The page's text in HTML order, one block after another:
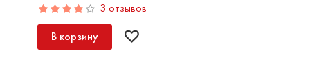
3 отзывов
В корзину